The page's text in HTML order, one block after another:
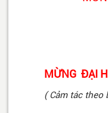
MỪNG ĐẠI
( Cảm tác theo